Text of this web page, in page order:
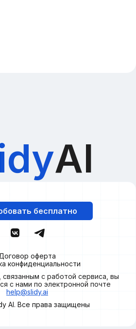
AI
бесплатно
оферта
конфиденциальности
с работой сервиса, вы
с нами по электронной почте
help@slidy.ai
AI. Все права защищены